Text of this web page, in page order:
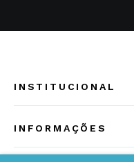
INSTITUCIONAL
INFORMAÇÕES
Cuidados Especiais